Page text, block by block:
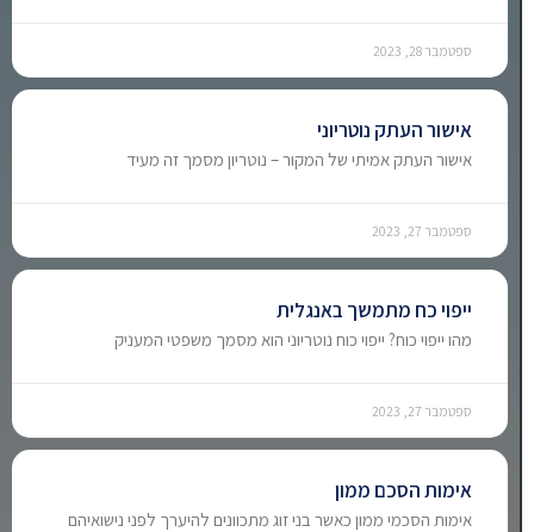
ספטמבר 28, 2023
אישור העתק נוטריוני
אישור העתק אמיתי של המקור – נוטריון מסמך זה מעיד
ספטמבר 27, 2023
ייפוי כח מתמשך באנגלית
מהו ייפוי כוח? ייפוי כוח נוטריוני הוא מסמך משפטי המעניק
ספטמבר 27, 2023
אימות הסכם ממון
אימות הסכמי ממון כאשר בני זוג מתכוונים להיערך לפני נישואיהם